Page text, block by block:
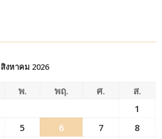
สิงหาคม 2026
พ. พฤ. ศ.
ส.
1
5 6 7
8